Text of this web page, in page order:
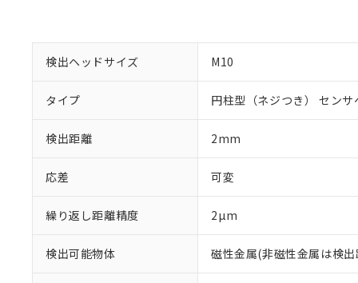
検出ヘッドサイズ M10
タイプ 円柱型（ネジつき） セン
検出距離 2mm
応差 可変
繰り返し距離精度 2µm
検出可能物体 磁性金属(非磁性金属は検
対応済み：EU
対応予定：EU